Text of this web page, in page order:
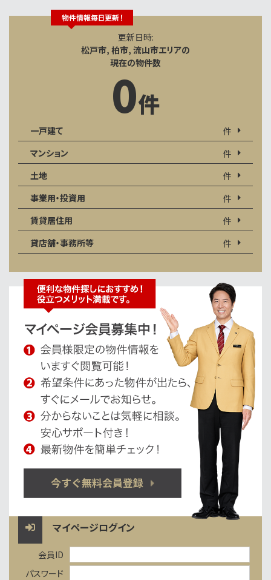
更新日時:
松戸市, 柏市, 流山市エリアの
現在の物件数
0件
一戸建て
件
マンション
件
土地
件
事業用・投資用
件
賃貸居住用
件
貸店舗・事務所等
件
マイページログイン
会員ID
パスワード